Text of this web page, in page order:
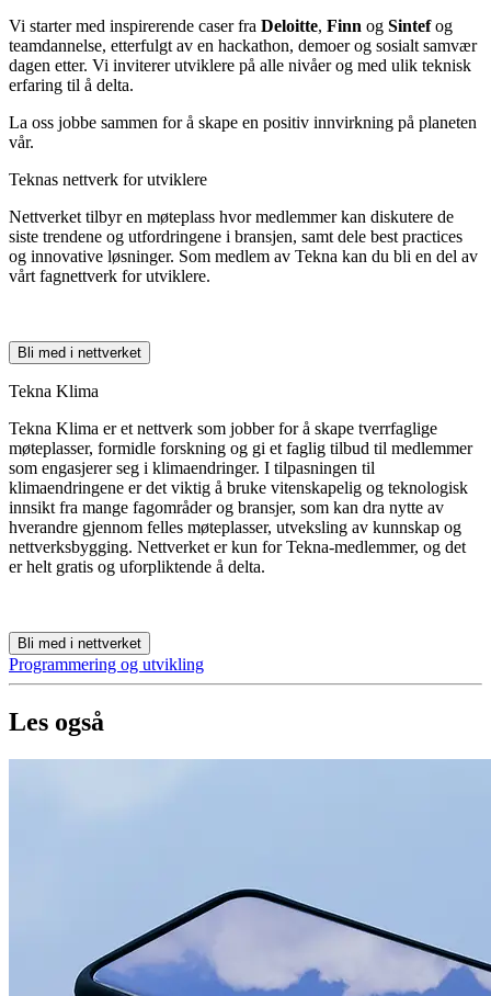
Vi starter med inspirerende caser fra Deloitte, Finn og Sintefog
teamdannelse, etterfulgt av en hackathon, demoer og sosialt samvær
dagen etter. Vi inviterer utviklere på alle nivåer og med ulik teknisk
erfaring til å delta.
La oss jobbe sammen for å skape en positiv innvirkning på planeten
vår.
Teknas nettverk for utviklere
Nettverket tilbyr en møteplass hvor medlemmer kan diskutere de
siste trendene og utfordringene i bransjen, samt dele best practices
og innovative løsninger. Som medlem av Tekna kan du bli en del av
vårt fagnettverk for utviklere.
Bli med i nettverket
Tekna Klima
Tekna Klima er et nettverk som jobber for å skape tverrfaglige
møteplasser, formidle forskning og gi et faglig tilbud til medlemmer
som engasjerer seg i klimaendringer. I tilpasningen til
klimaendringene er det viktig å bruke vitenskapelig og teknologisk
innsikt fra mange fagområder og bransjer, som kan dra nytte av
hverandre gjennom felles møteplasser, utveksling av kunnskap og
nettverksbygging. Nettverket er kun for Tekna-medlemmer, og det
er helt gratis og uforpliktende å delta.
Bli med i nettverket
Programmering og utvikling
Les også